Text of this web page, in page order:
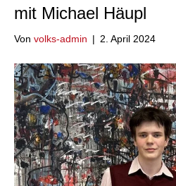
mit Michael Häupl
Von volks-admin | 2. April 2024